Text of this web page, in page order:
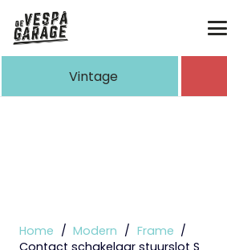
de resultaten voor
Vintage
Home / Modern / Frame /